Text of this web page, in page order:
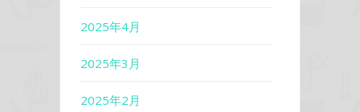
2025年4月
2025年3月
2025年2月